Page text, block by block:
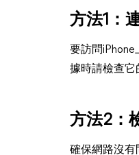
方法1：
要訪問
據時請檢查它
方法2：
確保網路沒有